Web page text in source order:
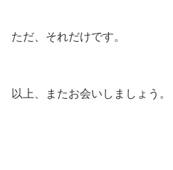
ただ、それだけです。
以上、またお会いしましょう。